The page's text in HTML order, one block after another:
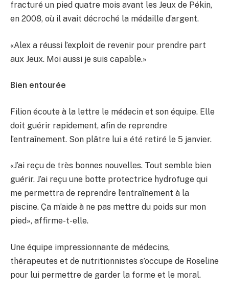
fracturé un pied quatre mois avant les Jeux de Pékin,
en 2008, où il avait décroché la médaille d’argent.
«Alex a réussi l’exploit de revenir pour prendre part
aux Jeux. Moi aussi je suis capable.»
Bien entourée
Filion écoute à la lettre le médecin et son équipe. Elle
doit guérir rapidement, afin de reprendre
l’entraînement. Son plâtre lui a été retiré le 5 janvier.
«J’ai reçu de très bonnes nouvelles. Tout semble bien
guérir. J’ai reçu une botte protectrice hydrofuge qui
me permettra de reprendre l’entraînement à la
piscine. Ça m’aide à ne pas mettre du poids sur mon
pied», affirme-t-elle.
Une équipe impressionnante de médecins,
thérapeutes et de nutritionnistes s’occupe de Roseline
pour lui permettre de garder la forme et le moral.